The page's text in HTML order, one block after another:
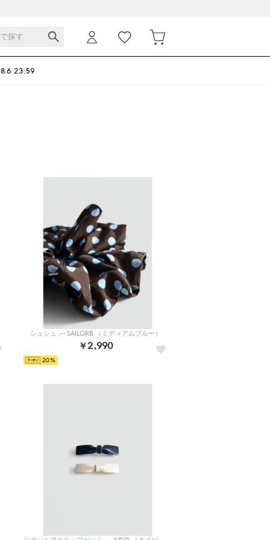
23:59
シュシュ .-- SAILORB （ミディアムブルー）
￥2,990
20